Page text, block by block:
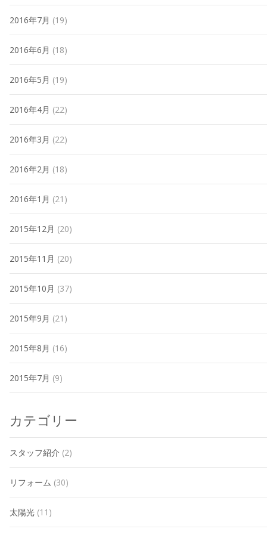
2016年7月 (19)
2016年6月 (18)
2016年5月 (19)
2016年4月 (22)
2016年3月 (22)
2016年2月 (18)
2016年1月 (21)
2015年12月 (20)
2015年11月 (20)
2015年10月 (37)
2015年9月 (21)
2015年8月 (16)
2015年7月 (9)
カテゴリー
スタッフ紹介 (2)
リフォーム (30)
太陽光 (11)